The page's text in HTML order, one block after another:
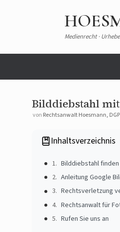
Medienrecht ·
Bilddiebstahl
von Rechtsanwalt Hoesmann,
Inhaltsverzeichnis
Bilddiebstahl finden
Anleitung Google
Rechtsverletzung
Rechtsanwalt für
Rufen Sie uns an